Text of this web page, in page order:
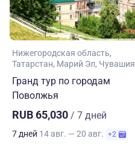
Нижегородская область
Татарстан Марий Эл Чувашия
Гранд тур по городам
Поволжья
RUB 65,030 / 7 дней
7 дней 14 авг. — 20 авг. +2